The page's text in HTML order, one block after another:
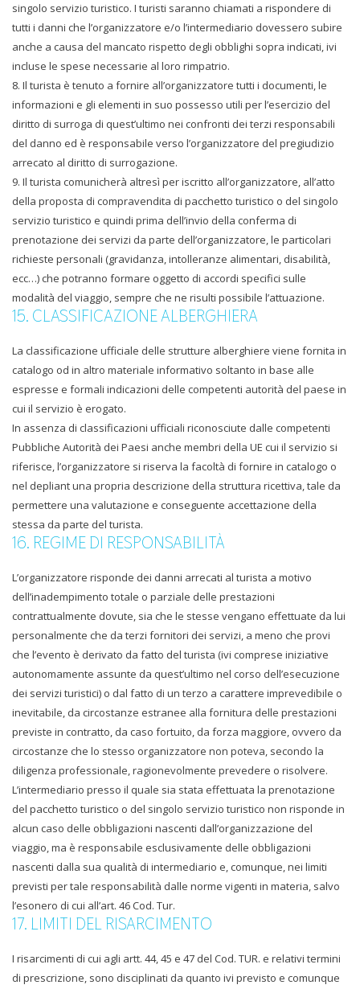
singolo servizio turistico. I turisti saranno chiamati a rispondere di
tutti i danni che l’organizzatore e/o l’intermediario dovessero subire
anche a causa del mancato rispetto degli obblighi sopra indicati, ivi
incluse le spese necessarie al loro rimpatrio.
8. Il turista è tenuto a fornire all’organizzatore tutti i documenti, le
informazioni e gli elementi in suo possesso utili per l’esercizio del
diritto di surroga di quest’ultimo nei confronti dei terzi responsabili
del danno ed è responsabile verso l’organizzatore del pregiudizio
arrecato al diritto di surrogazione.
9. Il turista comunicherà altresì per iscritto all’organizzatore, all’atto
della proposta di compravendita di pacchetto turistico o del singolo
servizio turistico e quindi prima dell’invio della conferma di
prenotazione dei servizi da parte dell’organizzatore, le particolari
richieste personali (gravidanza, intolleranze alimentari, disabilità,
ecc…) che potranno formare oggetto di accordi specifici sulle
modalità del viaggio, sempre che ne risulti possibile l’attuazione.
15. CLASSIFICAZIONE ALBERGHIERA
La classificazione ufficiale delle strutture alberghiere viene fornita in
catalogo od in altro materiale informativo soltanto in base alle
espresse e formali indicazioni delle competenti autorità del paese in
cui il servizio è erogato.
In assenza di classificazioni ufficiali riconosciute dalle competenti
Pubbliche Autorità dei Paesi anche membri della UE cui il servizio si
riferisce, l’organizzatore si riserva la facoltà di fornire in catalogo o
nel depliant una propria descrizione della struttura ricettiva, tale da
permettere una valutazione e conseguente accettazione della
stessa da parte del turista.
16. REGIME DI RESPONSABILITÀ
L’organizzatore risponde dei danni arrecati al turista a motivo
dell’inadempimento totale o parziale delle prestazioni
contrattualmente dovute, sia che le stesse vengano effettuate da lui
personalmente che da terzi fornitori dei servizi, a meno che provi
che l’evento è derivato da fatto del turista (ivi comprese iniziative
autonomamente assunte da quest’ultimo nel corso dell’esecuzione
dei servizi turistici) o dal fatto di un terzo a carattere imprevedibile o
inevitabile, da circostanze estranee alla fornitura delle prestazioni
previste in contratto, da caso fortuito, da forza maggiore, ovvero da
circostanze che lo stesso organizzatore non poteva, secondo la
diligenza professionale, ragionevolmente prevedere o risolvere.
L’intermediario presso il quale sia stata effettuata la prenotazione
del pacchetto turistico o del singolo servizio turistico non risponde in
alcun caso delle obbligazioni nascenti dall’organizzazione del
viaggio, ma è responsabile esclusivamente delle obbligazioni
nascenti dalla sua qualità di intermediario e, comunque, nei limiti
previsti per tale responsabilità dalle norme vigenti in materia, salvo
l’esonero di cui all’art. 46 Cod. Tur.
17. LIMITI DEL RISARCIMENTO
I risarcimenti di cui agli artt. 44, 45 e 47 del Cod. TUR. e relativi termini
di prescrizione, sono disciplinati da quanto ivi previsto e comunque